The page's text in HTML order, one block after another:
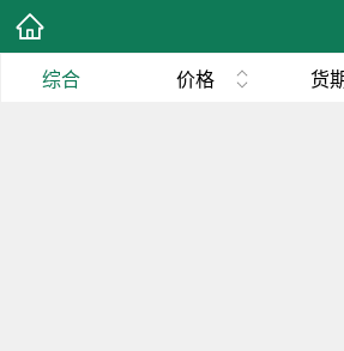
综合 价格 货